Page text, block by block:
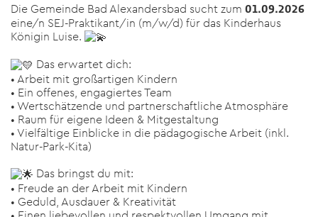
Die Gemeinde Bad Alexandersbad sucht zum 01.09.2026
eine/n SEJ-Praktikant/in (m/w/d) für das Kinderhaus
Königin Luise.
Das erwartet dich:
• Arbeit mit großartigen Kindern
• Ein offenes, engagiertes Team
• Wertschätzende und partnerschaftliche Atmosphäre
• Raum für eigene Ideen & Mitgestaltung
• Vielfältige Einblicke in die pädagogische Arbeit (inkl.
Natur-Park-Kita)
Das bringst du mit:
• Freude an der Arbeit mit Kindern
• Geduld, Ausdauer & Kreativität